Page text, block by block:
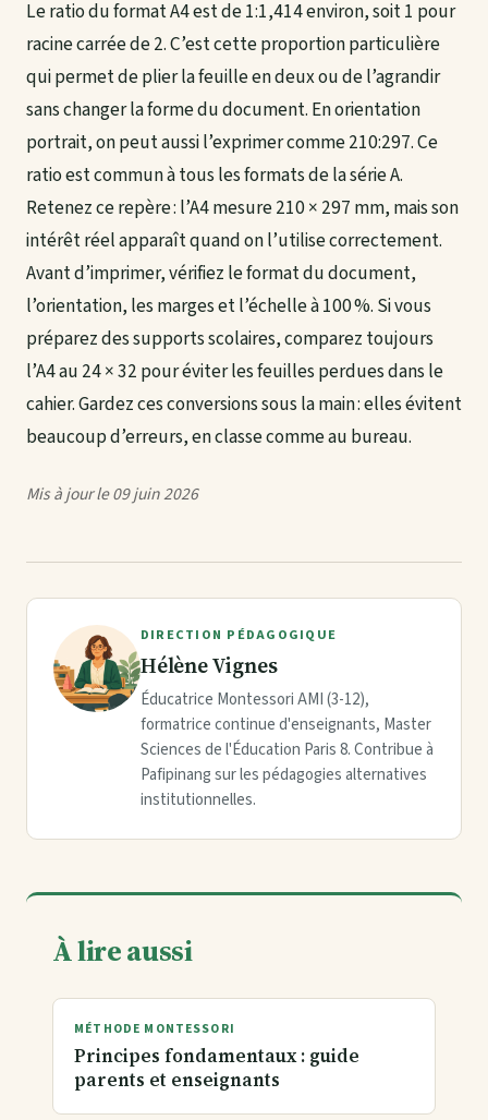
Le ratio du format A4 est de 1:1,414 environ, soit 1 pour
racine carrée de 2. C’est cette proportion particulière
qui permet de plier la feuille en deux ou de l’agrandir
sans changer la forme du document. En orientation
portrait, on peut aussi l’exprimer comme 210:297. Ce
ratio est commun à tous les formats de la série A.
Retenez ce repère : l’A4 mesure 210 × 297 mm, mais son
intérêt réel apparaît quand on l’utilise correctement.
Avant d’imprimer, vérifiez le format du document,
l’orientation, les marges et l’échelle à 100 %. Si vous
préparez des supports scolaires, comparez toujours
l’A4 au 24 × 32 pour éviter les feuilles perdues dans le
cahier. Gardez ces conversions sous la main : elles évitent
beaucoup d’erreurs, en classe comme au bureau.
Mis à jour le 09 juin 2026
DIRECTION PÉDAGOGIQUE
Hélène Vignes
Éducatrice Montessori AMI (3-12),
formatrice continue d'enseignants, Master
Sciences de l'Éducation Paris 8. Contribue à
Pafipinang sur les pédagogies alternatives
institutionnelles.
À lire aussi
MÉTHODE MONTESSORI
Principes fondamentaux : guide
parents et enseignants